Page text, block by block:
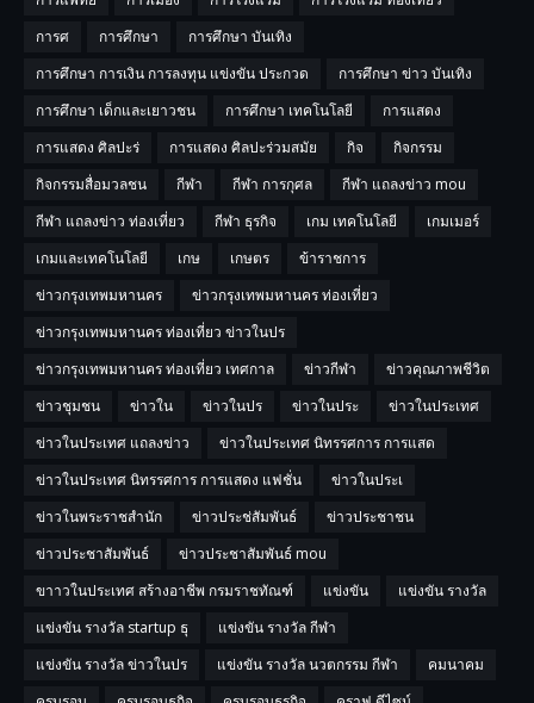
การศ
การศึกษา
การศึกษา บันเทิง
การศึกษา การเงิน การลงทุน แข่งขัน ประกวด
การศึกษา ข่าว บันเทิง
การศึกษา เด็กและเยาวชน
การศึกษา เทคโนโลยี
การแสดง
การแสดง ศิลปะร่
การแสดง ศิลปะร่วมสมัย กิจ
กิจกรรม
กิจกรรมสื่อมวลชน
กีฬา กีฬา การกุศล
กีฬา แถลงข่าว mou
กีฬา แถลงข่าว ท่องเที่ยว
กีฬา ธุรกิจ เกม เทคโนโลยี
เกมเมอร์
เกมและเทคโนโลยี
เกษ เกษตร
ข้าราชการ
ข่าวกรุงเทพมหานคร
ข่าวกรุงเทพมหานคร ท่องเที่ยว
ข่าวกรุงเทพมหานคร ท่องเที่ยว ข่าวในปร
ข่าวกรุงเทพมหานคร ท่องเที่ยว เทศกาล
ข่าวกีฬา
ข่าวคุณภาพชีวิต
ข่าวชุมชน
ข่าวใน ข่าวในปร ข่าวในประ
ข่าวในประเทศ
ข่าวในประเทศ แถลงข่าว
ข่าวในประเทศ นิทรรศการ การแสด
ข่าวในประเทศ นิทรรศการ การแสดง แฟชั่น
ข่าวในประเ
ข่าวในพระราชสำนัก
ข่าวประช่สัมพันธ์
ข่าวประชาชน
ข่าวประชาสัมพันธ์
ข่าวประชาสัมพันธ์ mou
ขาาวในประเทศ สร้างอาชีพ กรมราชทัณฑ์
แข่งขัน
แข่งขัน รางวัล
แข่งขัน รางวัล startup ธุ
แข่งขัน รางวัล กีฬา
แข่งขัน รางวัล ข่าวในปร
แข่งขัน รางวัล นวตกรรม กีฬา
คมนาคม